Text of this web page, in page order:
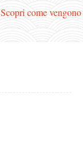
Scopri come vengono